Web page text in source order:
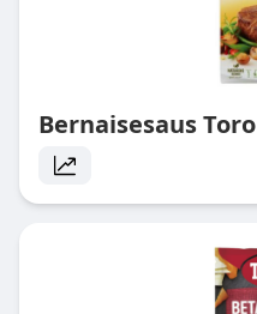
Bernaisesaus Toro